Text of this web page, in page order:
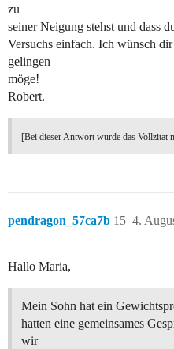
zu
seiner Neigung stehst und dass
Versuchs einfach. Ich wünsch
gelingen
möge!
Robert.
[Bei dieser Antwort wurde das Vollzitat
pendragon_57ca7b 4.
15
Hallo Maria,
Mein Sohn hat ein
hatten eine gemeinsames
wir